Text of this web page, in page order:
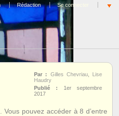
Rédaction Se connecter
Par : Gilles Chevriau, Lise
Haudry
Publié : 1er septembre
2017
pouvez accéder à 8 d’entre